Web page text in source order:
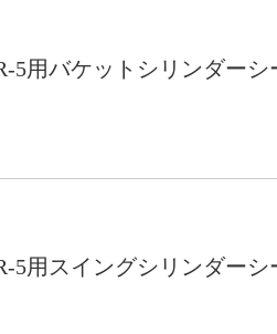
5用バケットシリンダーシ
5用スイングシリンダーシ